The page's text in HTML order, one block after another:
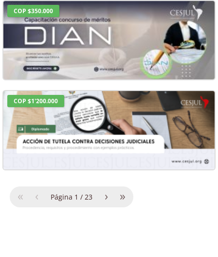
COP $350.000
COP $1'200.000
« ‹ › »
Página 1 / 23